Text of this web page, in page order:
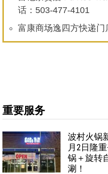
话：503-477-4101
富康商场逸四方快递门
重要服务
波村火锅
月2日隆
锅＋旋转
涮！